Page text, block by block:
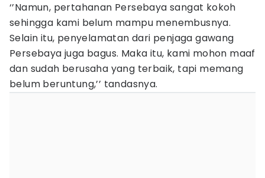
‘’Namun, pertahanan Persebaya sangat kokoh
sehingga kami belum mampu menembusnya.
Selain itu, penyelamatan dari penjaga gawang
Persebaya juga bagus. Maka itu, kami mohon maaf
dan sudah berusaha yang terbaik, tapi memang
belum beruntung,’’ tandasnya.